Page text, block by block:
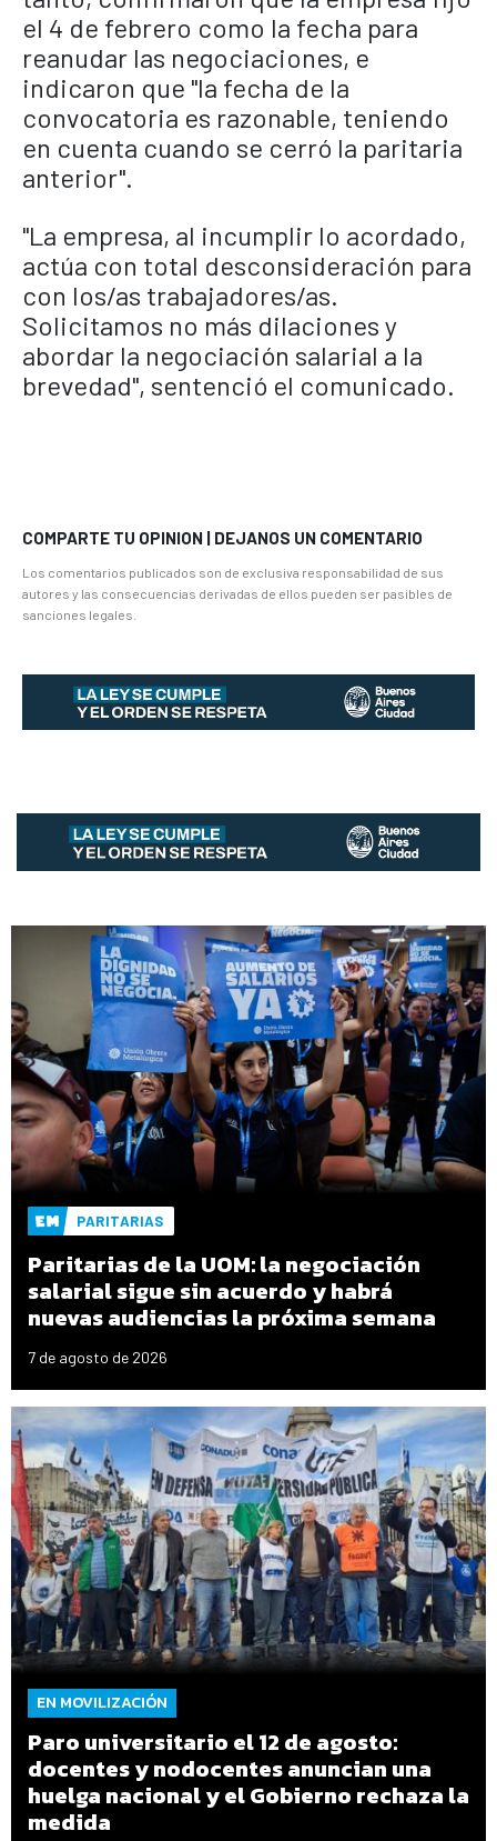
el 4 de febrero como la fecha para
reanudar las negociaciones, e
indicaron que "la fecha de la
convocatoria es razonable, teniendo
en cuenta cuando se cerró la paritaria
anterior".
"La empresa, al incumplir lo acordado,
actúa con total desconsideración para
con los/as trabajadores/as.
Solicitamos no más dilaciones y
abordar la negociación salarial a la
brevedad", sentenció el comunicado.
COMPARTE TU OPINION | DEJANOS UN COMENTARIO
Los comentarios publicados son de exclusiva responsabilidad de sus
autores y las consecuencias derivadas de ellos pueden ser pasibles de
sanciones legales.
PARITARIAS
Paritarias de la UOM: la negociación
salarial sigue sin acuerdo y habrá
nuevas audiencias la próxima semana
7 de agosto de 2026
EN MOVILIZACIÓN
Paro universitario el 12 de agosto:
docentes y nodocentes anuncian una
huelga nacional y el Gobierno rechaza la
medida